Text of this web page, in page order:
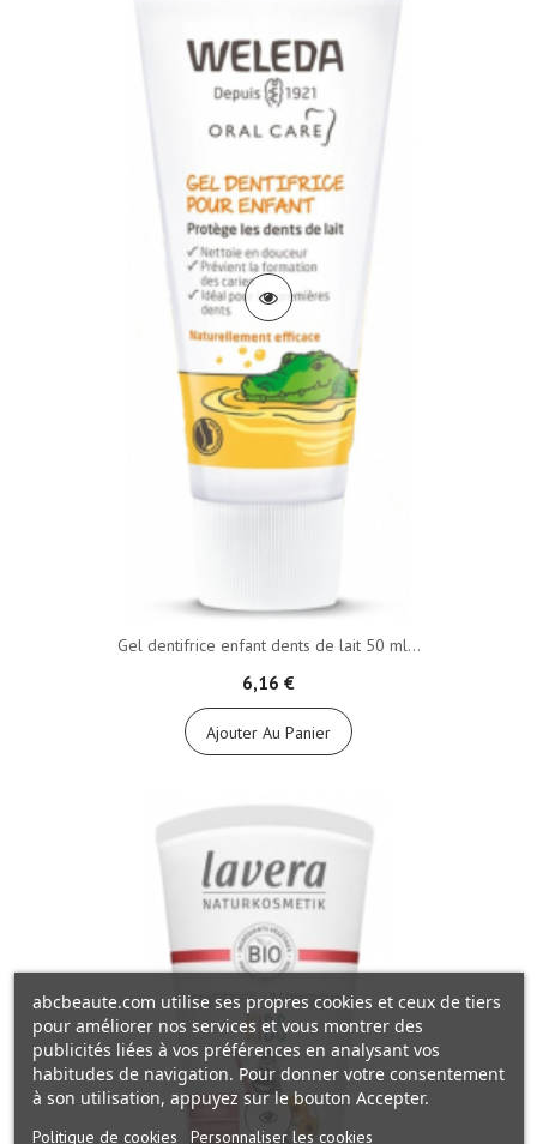
Gel dentifrice enfant dents de lait 50 ml...
6,16 €
Ajouter Au Panier
abcbeaute.com utilise ses propres cookies et ceux de tiers
pour améliorer nos services et vous montrer des
publicités liées à vos préférences en analysant vos
habitudes de navigation. Pour donner votre consentement
à son utilisation, appuyez sur le bouton Accepter.
Politique de cookies Personnaliser les cookies